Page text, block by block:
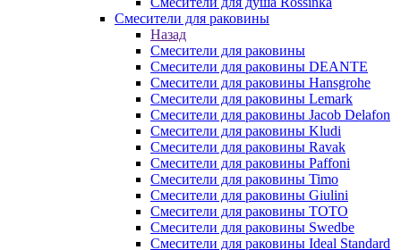
Смесители для раковины
Назад
Смесители для раковины
Смесители для раковины DEANTE
Смесители для раковины Hansgrohe
Смесители для раковины Lemark
Смесители для раковины Jacob Delafon
Смесители для раковины Kludi
Смесители для раковины Ravak
Смесители для раковины Paffoni
Смесители для раковины Timo
Смесители для раковины Giulini
Смесители для раковины TOTO
Смесители для раковины Swedbe
Смесители для раковины Ideal Standard